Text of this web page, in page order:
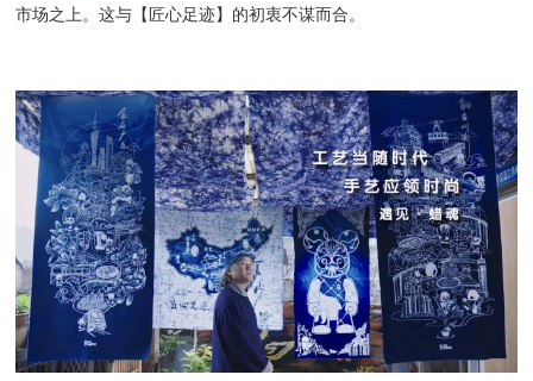
市场之上。这与【匠心足迹】的初衷不谋而合。